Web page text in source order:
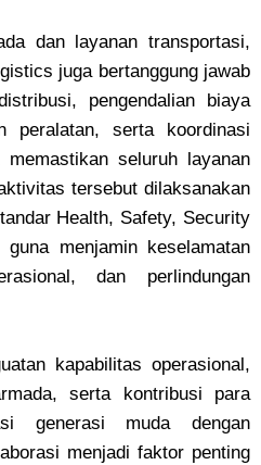
dan layanan transportasi,
juga bertanggung jawab
pengendalian biaya
peralatan, serta koordinasi
seluruh layanan
tersebut dilaksanakan
Health, Safety, Security
menjamin keselamatan
dan perlindungan
kapabilitas operasional,
serta kontribusi para
generasi muda dengan
menjadi faktor penting